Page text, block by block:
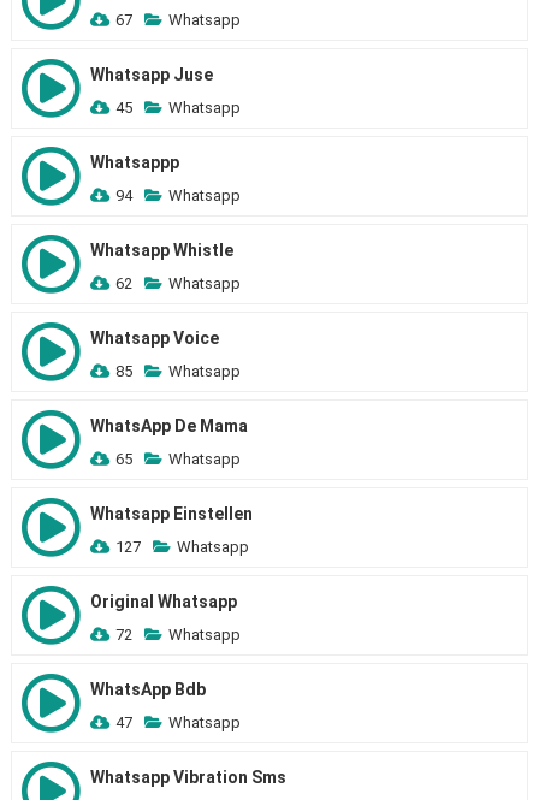
67 Whatsapp
Whatsapp Juse
45 Whatsapp
Whatsappp
94 Whatsapp
Whatsapp Whistle
62 Whatsapp
Whatsapp Voice
85 Whatsapp
WhatsApp De Mama
65 Whatsapp
Whatsapp Einstellen
127 Whatsapp
Original Whatsapp
72 Whatsapp
WhatsApp Bdb
47 Whatsapp
Whatsapp Vibration Sms